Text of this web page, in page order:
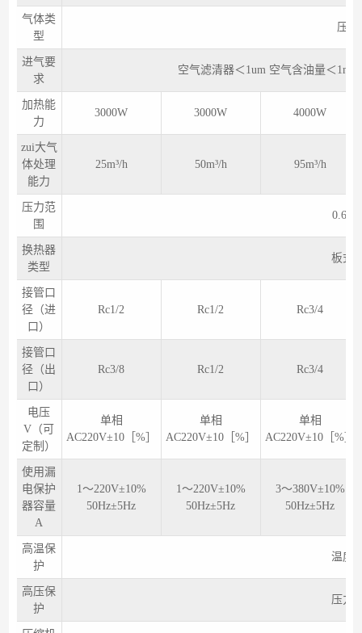
气体类
型
压
进气要
求
空⽓滤清器＜1um 空⽓含油量＜
加热能
力
3000W 3000W 4000W
zui大气
体处理
能力
25m³/h 50m³/h 95m³/h
压力范
围
换热器
类型
板式
接管口
径（进
口）
Rc1/2 Rc1/2 Rc3/4
接管口
径（出
口）
Rc3/8 Rc1/2 Rc3/4
电压
V（可
定制）
单相
AC220V±10［%］
单相
AC220V±10［%］
单相
AC220V±10［%］
使用漏
电保护
器容量
A
1～220V±10%
50Hz±5Hz
1～220V±10%
50Hz±5Hz
3～380V±10%
50Hz±5Hz
高温保
护
温度
高压保
护
压力